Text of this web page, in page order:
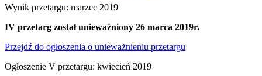
Wynik przetargu: marzec 2019
IV przetarg został unieważniony 26 marca 2019r.
Przejdź do ogłoszenia o unieważnieniu przetargu
Ogłoszenie V przetargu: kwiecień 2019